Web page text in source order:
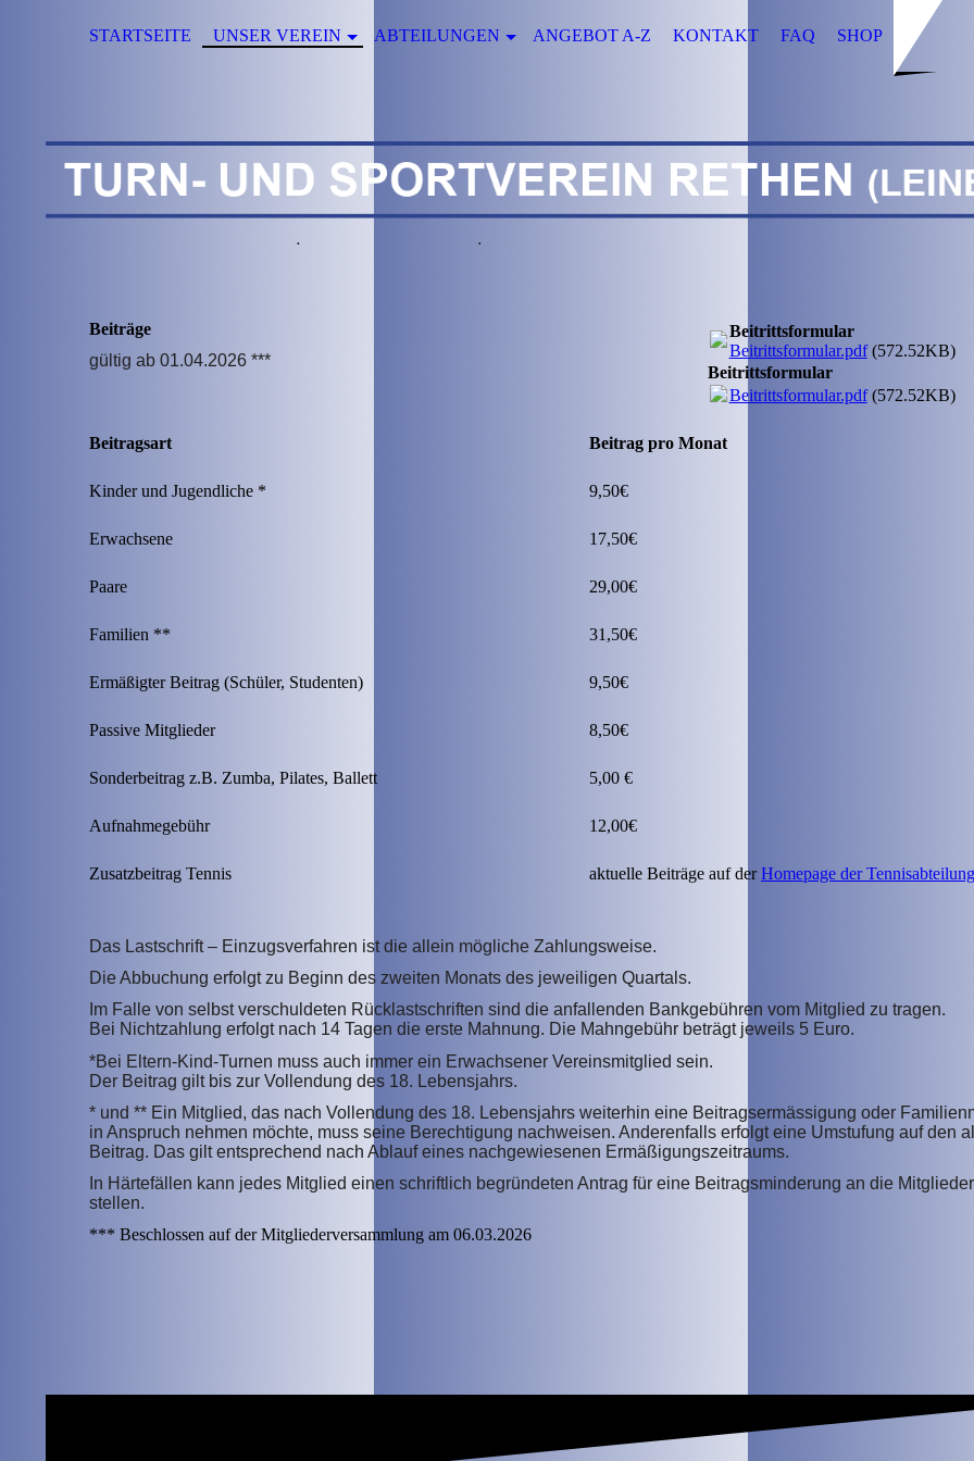
STARTSEITE UNSER VEREIN ABTEILUNGEN ANGEBOT A-Z KONTAKT FAQ SHOP
Beitrittsformular
Beitrittsformular.pdf(572.52KB)
Beitrittsformular
Beitrittsformular.pdf(572.52KB)
Beiträge
gültig ab 01.04.2026 ***
Beitragsart Beitrag pro Monat
Kinder und Jugendliche * 9,50€
Erwachsene 17,50€
Paare 29,00€
Familien ** 31,50€
Ermäßigter Beitrag (Schüler, Studenten) 9,50€
Passive Mitglieder 8,50€
Sonderbeitrag z.B. Zumba, Pilates, Ballett 5,00 €
Aufnahmegebühr 12,00€
Zusatzbeitrag Tennis aktuelle Beiträge auf derHomepage der Tennisabteilung
Das Lastschrift – Einzugsverfahren ist die allein mögliche Zahlungsweise.
Die Abbuchung erfolgt zu Beginn des zweiten Monats des jeweiligen Quartals.
Im Falle von selbst verschuldeten Rücklastschriften sind die anfallenden Bankgebühren vom Mitglied zu tragen.
Bei Nichtzahlung erfolgt nach 14 Tagen die erste Mahnung. Die Mahngebühr beträgt jeweils 5 Euro.
*Bei Eltern-Kind-Turnen muss auch immer ein Erwachsener Vereinsmitglied sein.
Der Beitrag gilt bis zur Vollendung des 18. Lebensjahrs.
* und ** Ein Mitglied, das nach Vollendung des 18. Lebensjahrs weiterhin eine Beitragsermässigung oder
in Anspruch nehmen möchte, muss seine Berechtigung nachweisen. Anderenfalls erfolgt eine Umstufung auf den
Beitrag. Das gilt entsprechend nach Ablauf eines nachgewiesenen Ermäßigungszeitraums.
In Härtefällen kann jedes Mitglied einen schriftlich begründeten Antrag für eine Beitragsminderung an die
stellen.
*** Beschlossen auf der Mitgliederversammlung am 06.03.2026